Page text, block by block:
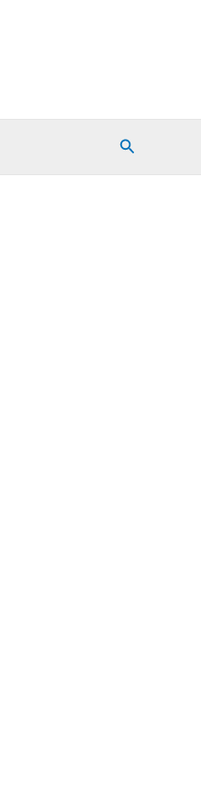
Suchen